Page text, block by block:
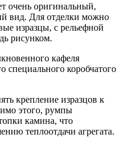
очень оригинальный,
вид. Для отделки можно
изразцы, с рельефной
рисунком.
кафеля
специального коробчатого
крепление изразцов к
этого, румпы
камина, что
теплоотдачи агрегата.